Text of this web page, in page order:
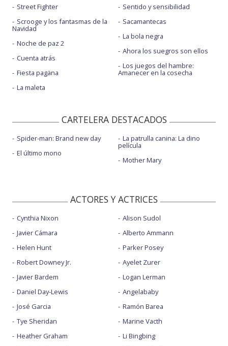
Street Fighter
Scrooge y los fantasmas de la
Navidad
Noche de paz 2
Cuenta atrás
Fiesta pagäna
La maleta
Sentido y sensibilidad
Sacamantecas
La bola negra
Ahora los suegros son ellos
Los juegos del hambre:
Amanecer en la cosecha
CARTELERA DESTACADOS
Spider-man: Brand new day
El último mono
La patrulla canina: La dino
película
Mother Mary
ACTORES Y ACTRICES
Cynthia Nixon
Javier Cámara
Helen Hunt
Robert Downey Jr.
Javier Bardem
Daniel Day-Lewis
José Garcia
Tye Sheridan
Heather Graham
Alison Sudol
Alberto Ammann
Parker Posey
Ayelet Zurer
Logan Lerman
Angelababy
Ramón Barea
Marine Vacth
Li Bingbing